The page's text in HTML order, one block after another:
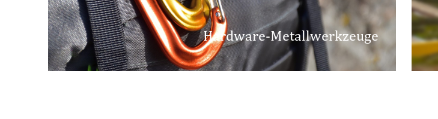
Hardware-Metallwerkzeuge